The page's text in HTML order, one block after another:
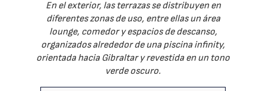
En el exterior, las terrazas se distribuyen en
diferentes zonas de uso, entre ellas un área
lounge, comedor y espacios de descanso,
organizados alrededor de una piscina infinity,
orientada hacia Gibraltar y revestida en un tono
verde oscuro.